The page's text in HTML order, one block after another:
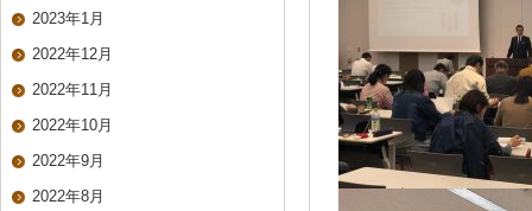
2023年1月
2022年12月
2022年11月
2022年10月
2022年9月
2022年8月